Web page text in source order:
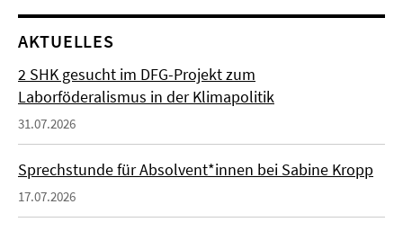
AKTUELLES
2 SHK gesucht im DFG-Projekt zum
Laborföderalismus in der Klimapolitik
31.07.2026
Sprechstunde für Absolvent*innen bei Sabine Kropp
17.07.2026